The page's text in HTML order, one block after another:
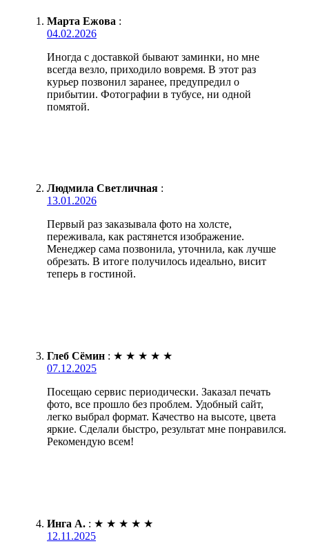
Марта Ежова :
04.02.2026
Иногда с доставкой бывают заминки, но мне
всегда везло, приходило вовремя. В этот раз
курьер позвонил заранее, предупредил о
прибытии. Фотографии в тубусе, ни одной
помятой.
Людмила Светличная :
13.01.2026
Первый раз заказывала фото на холсте,
переживала, как растянется изображение.
Менеджер сама позвонила, уточнила, как лучше
обрезать. В итоге получилось идеально, висит
теперь в гостиной.
Глеб Сёмин : ★ ★ ★ ★ ★
07.12.2025
Посещаю сервис периодически. Заказал печать
фото, все прошло без проблем. Удобный сайт,
легко выбрал формат. Качество на высоте, цвета
яркие. Сделали быстро, результат мне понравился.
Рекомендую всем!
Инга А. : ★ ★ ★ ★ ★
12.11.2025